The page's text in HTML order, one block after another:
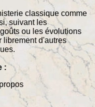
classique comme
suivant les
ou les évolutions
librement d'autres
: